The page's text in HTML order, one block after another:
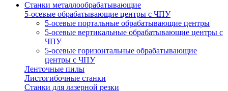
Станки металлообрабатывающие
5-осевые обрабатывающие центры с ЧПУ
5-осевые портальные обрабатывающие центры
5-осевые вертикальные обрабатывающие центры с
ЧПУ
5-осевые горизонтальные обрабатывающие
центры с ЧПУ
Ленточные пилы
Листогибочные станки
Станки для лазерной резки